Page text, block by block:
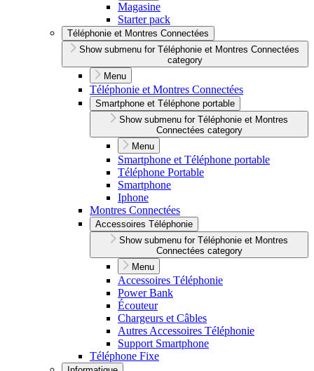
Magasine
Starter pack
Téléphonie et Montres Connectées
Show submenu for Téléphonie et Montres Connectées
category
Menu
Téléphonie et Montres Connectées
Smartphone et Téléphone portable
Show submenu for Téléphonie et Montres
Connectées category
Menu
Smartphone et Téléphone portable
Téléphone Portable
Smartphone
Iphone
Montres Connectées
Accessoires Téléphonie
Show submenu for Téléphonie et Montres
Connectées category
Menu
Accessoires Téléphonie
Power Bank
Écouteur
Chargeurs et Câbles
Autres Accessoires Téléphonie
Support Smartphone
Téléphone Fixe